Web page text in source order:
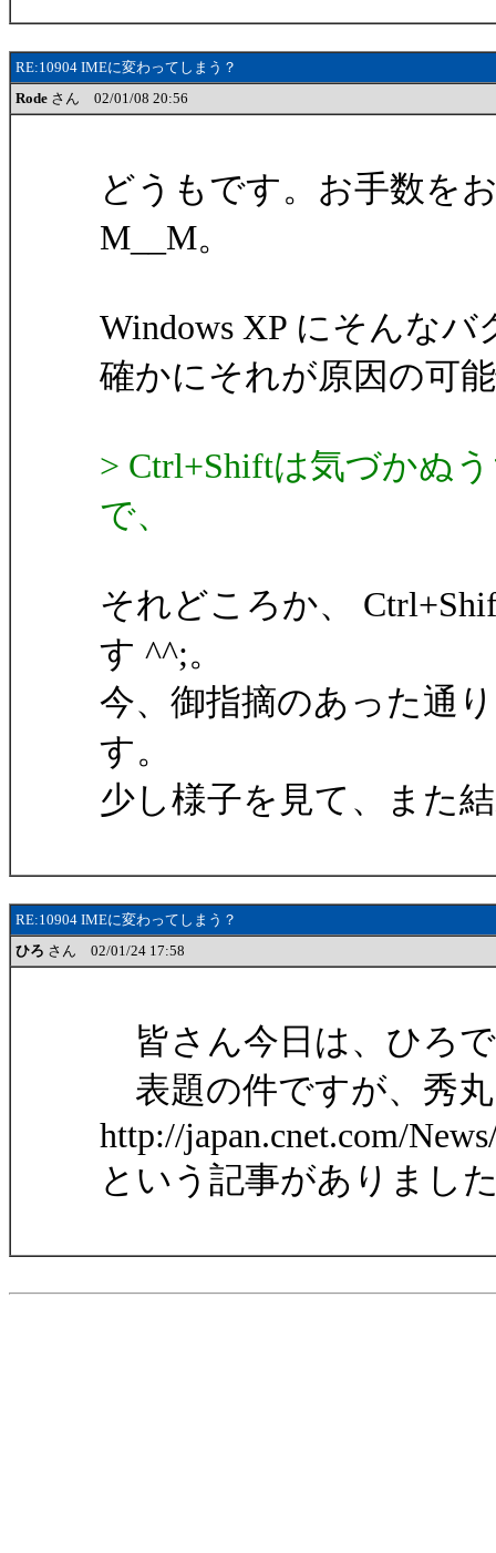
RE:10904 IMEに変わってしまう？
Rode さん 02/01/08 20:56
どうもです。お手数を
M__M。
Windows XP にそんな
確かにそれが原因の可
> Ctrl+Shiftは気づかぬ
で、
それどころか、
す ^^;。
今、御指摘のあった通
す。
少し様子を見て、また
RE:10904 IMEに変わってしまう？
ひろ さん 02/01/24 17:58
皆さん今日は、ひろ
表題の件ですが、秀
http://japan.cnet.com/
という記事がありまし